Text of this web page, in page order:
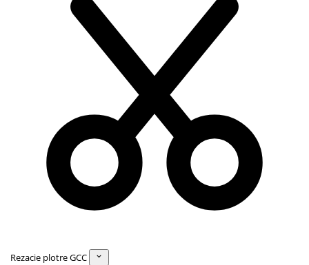
Rezacie plotre GCC